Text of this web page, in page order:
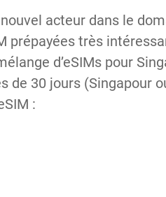
acteur dans le
prépayées très
d’eSIMs pour
de 30 jours (Singapour
: